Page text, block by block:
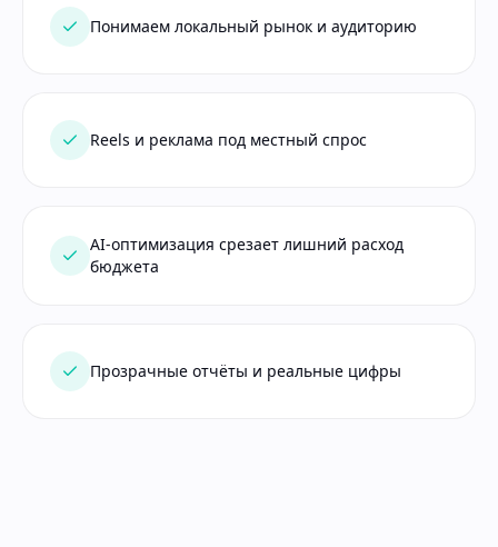
Понимаем локальный рынок и аудиторию
Reels и реклама под местный спрос
AI-оптимизация срезает лишний расход
бюджета
Прозрачные отчёты и реальные цифры